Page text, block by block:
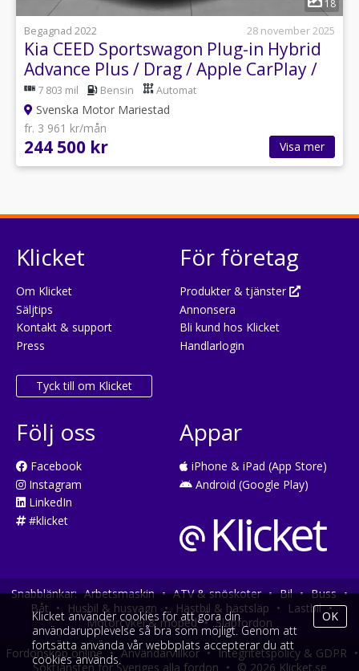
18
Begagnad 2022
28 november 2025
Kia CEED Sportswagon Plug-in Hybrid
Advance Plus / Drag / Apple CarPlay /
7 803 mil Bensin Automat
Svenska Motor Mariestad
fr. 3 961 kr/mån
244 500 kr Visa mer
Klicket
Om Klicket
Säljtips
Kontakt & support
Press
Tyck till om Klicket
För företag
Produkter & tjänster
Annonsera
Bli kund hos Klicket
Handlarlogin
Följ oss
Facebook
Instagram
LinkedIn
#klicket
Appar
iPhone & iPad (App Store)
Android (Google Play)
Snabblänkar: Arbetsmaskin • ATV & snöskoter • Bil • Buss •
Båt • Husbil & husvagn • Hästbil & hästsläp • Lastbil •
Motorcykel & moped • Släpfordon
Fordonsköp online • Användarvillkor • Integritetspolicy & GDPR •
Söktjänsten för Sveriges alla fordon • © 2026 Klicket.se
Klicket använder cookies för att göra din
användarupplevelse så bra som möjligt. Genom att
fortsätta använda vår webbplats accepterar du att
cookies används.
OK